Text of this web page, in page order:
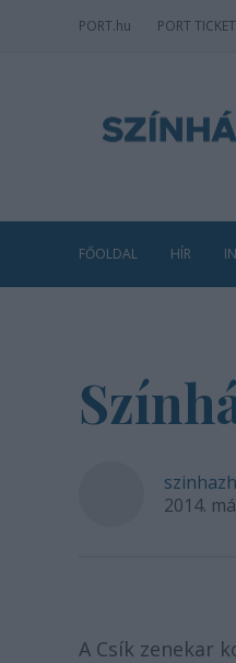
PORT.hu PORT TICKET
FŐOLDAL HÍR
2014.
A Csík zenekar